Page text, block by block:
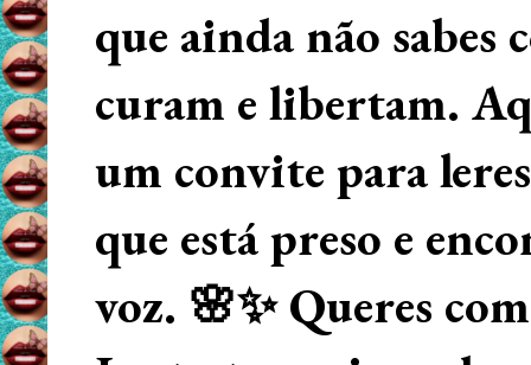
que ainda não
curam e libertam.
um convite para
que está preso e
voz. 🌸✨ Queres